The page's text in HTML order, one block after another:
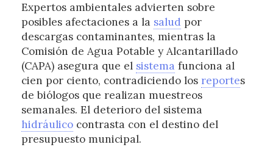
Expertos ambientales advierten sobre
posibles afectaciones a la salud por
descargas contaminantes, mientras la
Comisión de Agua Potable y Alcantarillado
(CAPA) asegura que el sistema funciona al
cien por ciento, contradiciendo los reportes
de biólogos que realizan muestreos
semanales. El deterioro del sistema
hidráulicocontrasta con el destino del
presupuesto municipal.